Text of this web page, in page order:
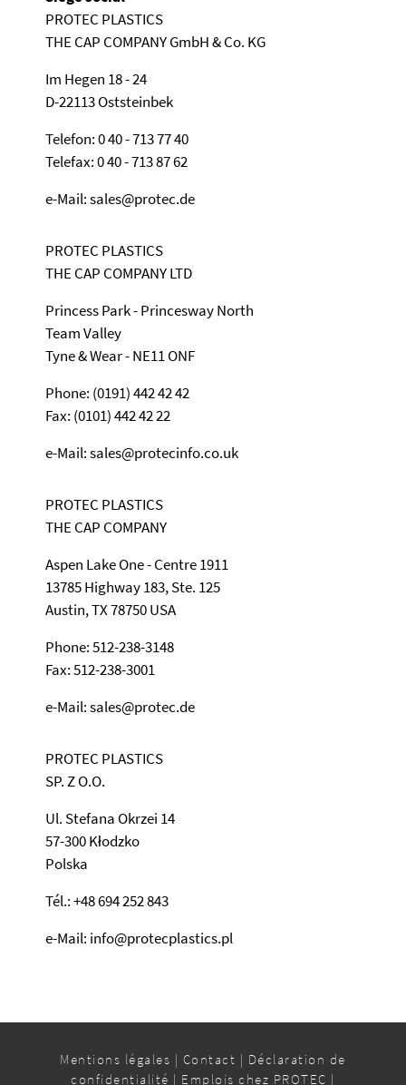
PROTEC PLASTICS
THE CAP COMPANY GmbH & Co. KG
Im Hegen 18 - 24
D-22113 Oststeinbek
Telefon: 0 40 - 713 77 40
Telefax: 0 40 - 713 87 62
e-Mail: sales@protec.de
PROTEC PLASTICS
THE CAP COMPANY LTD
Princess Park - Princesway North
Team Valley
Tyne & Wear - NE11 ONF
Phone: (0191) 442 42 42
Fax: (0101) 442 42 22
e-Mail: sales@protecinfo.co.uk
PROTEC PLASTICS
THE CAP COMPANY
Aspen Lake One - Centre 1911
13785 Highway 183, Ste. 125
Austin, TX 78750 USA
Phone: 512-238-3148
Fax: 512-238-3001
e-Mail: sales@protec.de
PROTEC PLASTICS
SP. Z O.O.
Ul. Stefana Okrzei 14
57-300 Kłodzko
Polska
Tél.: +48 694 252 843
e-Mail: info@protecplastics.pl
Mentions légales | Contact | Déclaration de
confidentialité | Emplois chez PROTEC |